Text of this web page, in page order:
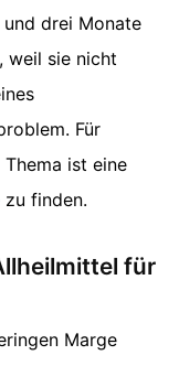
drei Monate
weil sie nicht
Für
ist eine
zu finden.
für
Marge